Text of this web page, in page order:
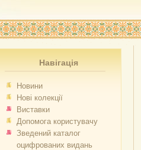
Навігація
Новини
Нові колекції
Виставки
Допомога користувачу
Зведений каталог
оцифрованих видань